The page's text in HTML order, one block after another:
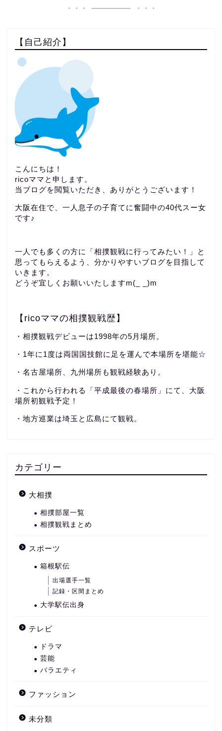
【自己紹介】
こんにちは！
ricoママと申します。
当ブログを閲覧いただき、ありがとうございます！
大阪在住で、一人息子の子育てに奮闘中の40代スー女
です♪
一人でも多くの方に「相撲観戦に行ってみたい！」と
思ってもらえるよう、分かりやすいブログを目指して
いきます。
どうぞ宜しくお願いいたしますm(_ _)m
【ricoママの相撲観戦歴】
・相撲観戦デビューは1998年の5月場所。
・1年に1度は両国国技館に足を運んで本場所を堪能☆
・名古屋場所、九州場所も観戦経験あり。
・これから行われる「平成最後の春場所」にて、大阪
場所初観戦予定！
・地方巡業は埼玉と広島にて観戦。
カテゴリー
大相撲
相撲部屋一覧
相撲観戦まとめ
スポーツ
箱根駅伝
出場選手一覧
記録・区間まとめ
大学駅伝出身
テレビ
ドラマ
芸能
バラエティ
ファッション
未分類